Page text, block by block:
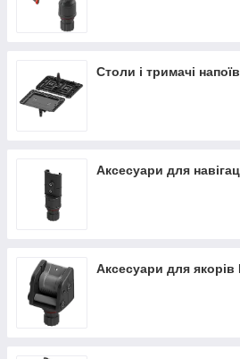
Столи і тримачі
Аксесуари для
Аксесуари для якорів